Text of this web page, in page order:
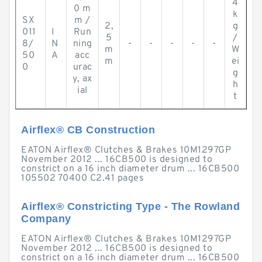
SX
011
8/
50
0
I
N
A
0 m
m /
Run
ning
acc
urac
y, ax
ial
2,
5
m
m
- - - - -
4
k
g
/
W
ei
g
h
t
Airflex® CB Construction
EATON Airflex® Clutches & Brakes 10M1297GP
November 2012 ... 16CB500 is designed to
constrict on a 16 inch diameter drum ... 16CB500
105502 70400 C2.41 pages
Airflex® Constricting Type - The Rowland
Company
EATON Airflex® Clutches & Brakes 10M1297GP
November 2012 ... 16CB500 is designed to
constrict on a 16 inch diameter drum ... 16CB500